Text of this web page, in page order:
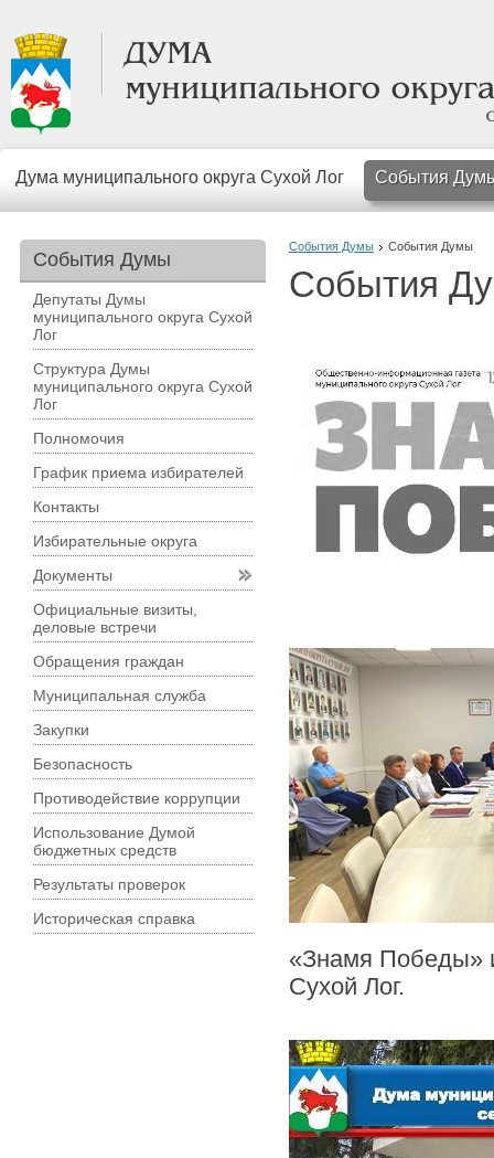
Дума муниципального округа Сухой Лог События
События Думы События Думы
События
«Знамя Победы»
Сухой Лог.
События Думы
Депутаты Думы
муниципального округа Сухой
Лог
Структура Думы
муниципального округа Сухой
Лог
Полномочия
График приема избирателей
Контакты
Избирательные округа
Документы
Официальные визиты,
деловые встречи
Обращения граждан
Муниципальная служба
Закупки
Безопасность
Противодействие коррупции
Использование Думой
бюджетных средств
Результаты проверок
Историческая справка